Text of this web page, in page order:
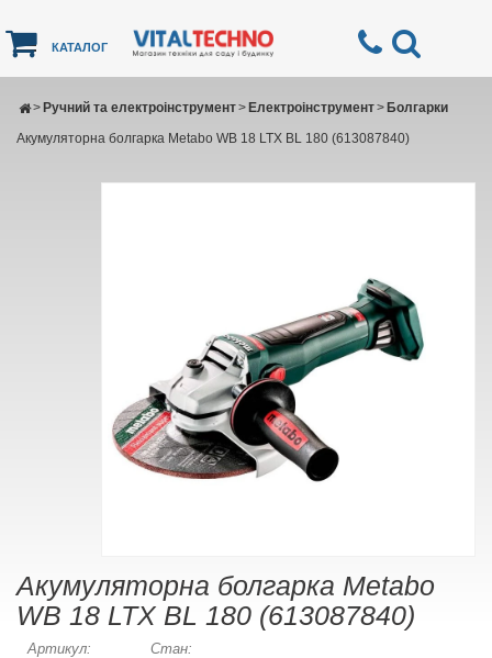
КАТАЛОГ
Ручний та електроінструмент
> Електроінструмент
> Болгарки
>
Акумуляторна болгарка Metabo WB 18 LTX BL 180 (613087840)
Акумуляторна болгарка Metabo
WB 18 LTX BL 180 (613087840)
Артикул:
Стан: